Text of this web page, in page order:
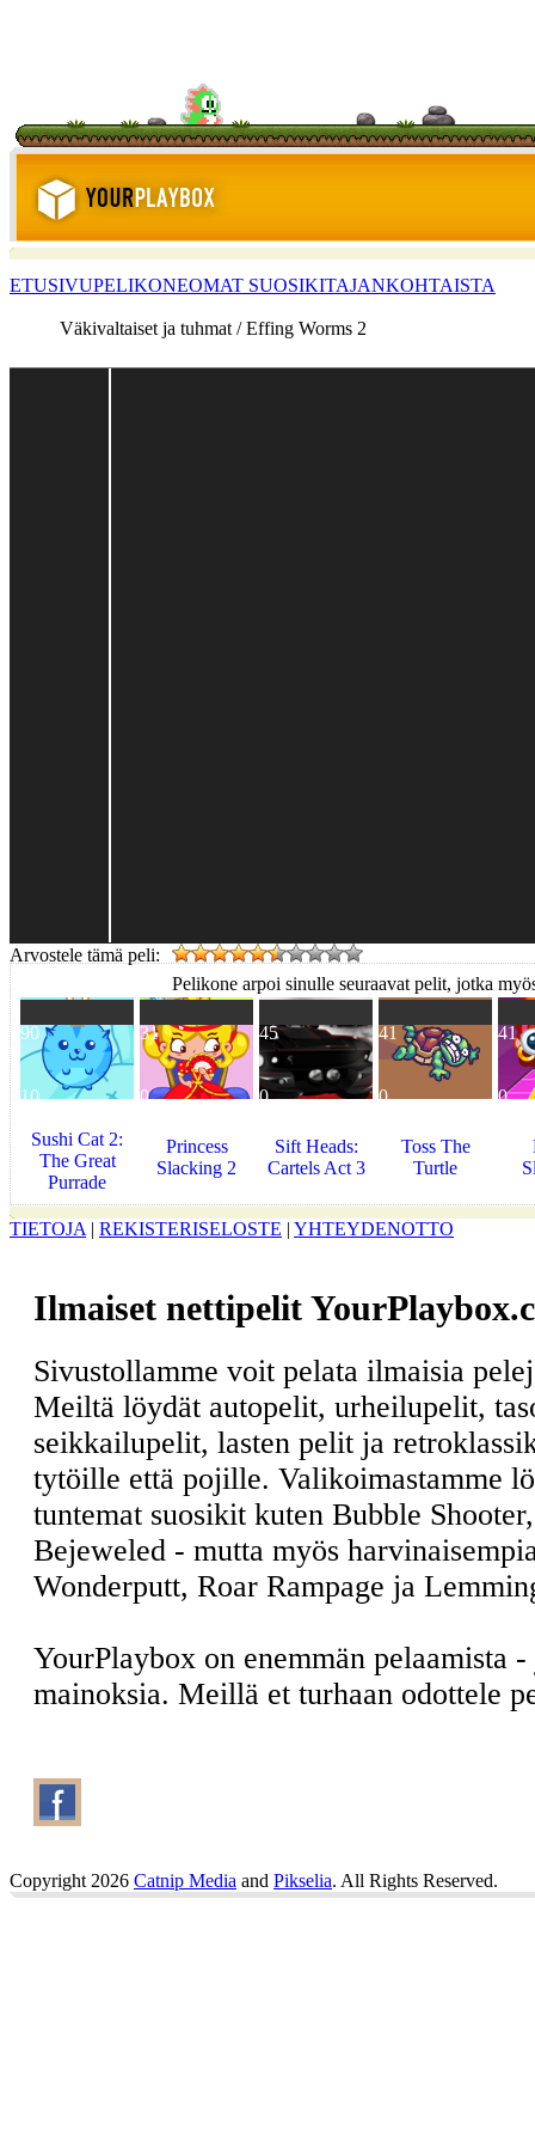
ETUSIVUPELIKONEOMAT SUOSIKITAJANKOHTAISTA
Väkivaltaiset ja tuhmat / Effing Worms 2
Arvostele tämä peli:
Pelikone arpoi sinulle seuraavat pelit, jotka
90
10
Sushi Cat 2:
The Great
Purrade
31
0
Princess
Slacking 2
45
0
Sift Heads:
Cartels Act 3
41
0
Toss The
Turtle
41
0
TIETOJA | REKISTERISELOSTE | YHTEYDENOTTO
Ilmaiset nettipelit
Sivustollamme voit pelata ilmaisia
Meiltä löydät autopelit, urheilupelit,
seikkailupelit, lasten pelit ja
tytöille että pojille. Valikoimastamme
tuntemat suosikit kuten Bubble
Bejeweled - mutta myös
Wonderputt, Roar Rampage ja
YourPlaybox on enemmän pelaamista
mainoksia. Meillä et turhaan odottele
Copyright 2026 Catnip Media and Pikselia. All Rights Reserved.